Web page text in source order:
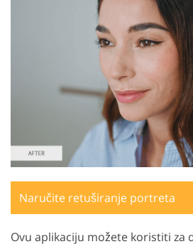
Naručite retuširanje portreta
Ovu aplikaciju možete koristiti za